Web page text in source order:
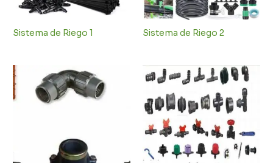
Sistema de Riego 1 Sistema de Riego 2